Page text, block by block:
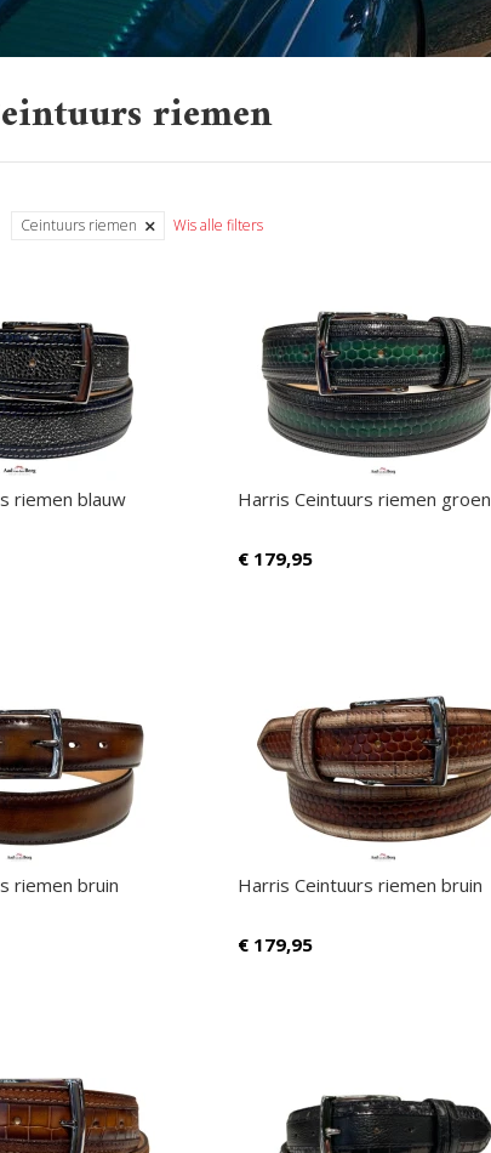
riemen
Ceintuurs riemen Wis alle filters
riemen blauw Harris Ceintuurs riemen groen
€ 179,95
riemen bruin Harris Ceintuurs riemen bruin
€ 179,95